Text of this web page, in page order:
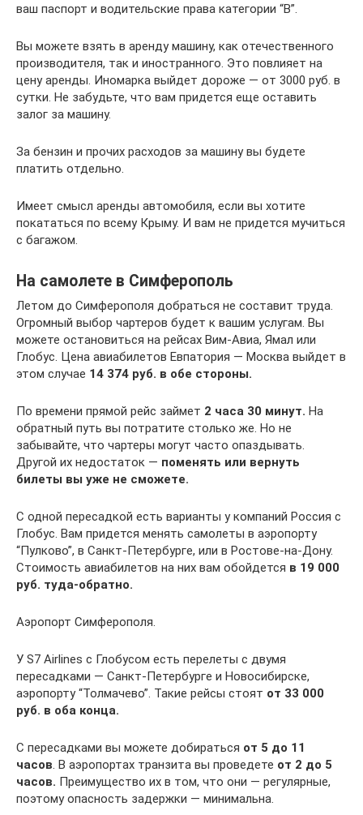
ваш паспорт и водительские права категории “В”.
Вы можете взять в аренду машину, как отечественного
производителя, так и иностранного. Это повлияет на
цену аренды. Иномарка выйдет дороже — от 3000 руб. в
сутки. Не забудьте, что вам придется еще оставить
залог за машину.
За бензин и прочих расходов за машину вы будете
платить отдельно.
Имеет смысл аренды автомобиля, если вы хотите
покататься по всему Крыму. И вам не придется мучиться
с багажом.
На самолете в Симферополь
Летом до Симферополя добраться не составит труда.
Огромный выбор чартеров будет к вашим услугам. Вы
можете остановиться на рейсах Вим-Авиа, Ямал или
Глобус. Цена авиабилетов Евпатория — Москва выйдет в
этом случае 14 374 руб. в обе стороны.
По времени прямой рейс займет 2 часа 30 минут. На
обратный путь вы потратите столько же. Но не
забывайте, что чартеры могут часто опаздывать.
Другой их недостаток — поменять или вернуть
билеты вы уже не сможете.
С одной пересадкой есть варианты у компаний Россия с
Глобус. Вам придется менять самолеты в аэропорту
“Пулково”, в Санкт-Петербурге, или в Ростове-на-Дону.
Стоимость авиабилетов на них вам обойдется в 19 000
руб. туда-обратно.
Аэропорт Симферополя.
У S7 Airlines c Глобусом есть перелеты с двумя
пересадками — Санкт-Петербурге и Новосибирске,
аэропорту “Толмачево”. Такие рейсы стоят от 33 000
руб. в оба конца.
С пересадками вы можете добираться от 5 до 11
часов. В аэропортах транзита вы проведете от 2 до 5
часов. Преимущество их в том, что они — регулярные,
поэтому опасность задержки — минимальна.